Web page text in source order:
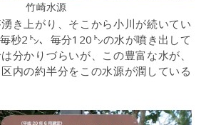
竹崎水源
き上がり、そこから小川が続いてい
秒2㌧、毎分120㌧の水が噴き出して
分かりづらいが、この豊富な水が、
内の約半分をこの水源が潤している